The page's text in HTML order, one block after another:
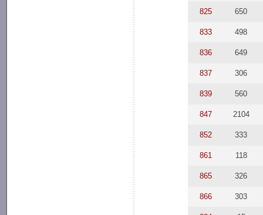
825 650
833 498
836 649
837 306
839 560
847 2104
852 333
861 118
865 326
866 303